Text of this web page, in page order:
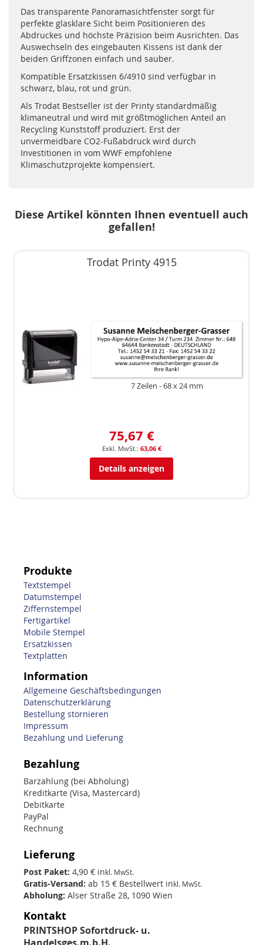
Das transparente Panoramasichtfenster sorgt für
perfekte glasklare Sicht beim Positionieren des
Abdruckes und höchste Präzision beim Ausrichten. Das
Auswechseln des eingebauten Kissens ist dank der
beiden Griffzonen einfach und sauber.
Kompatible Ersatzkissen 6/4910 sind verfügbar in
schwarz, blau, rot und grün.
Als Trodat Bestseller ist der Printy standardmäßig
klimaneutral und wird mit größtmöglichen Anteil an
Recycling Kunststoff produziert. Erst der
unvermeidbare CO2-Fußabdruck wird durch
Investitionen in vom WWF empfohlene
Klimaschutzprojekte kompensiert.
Diese Artikel könnten Ihnen eventuell auch
gefallen!
Trodat Printy 4915
7 Zeilen 68 x 24 mm
75,67 €
63,06 €
Details anzeigen
Produkte
Textstempel
Datumstempel
Ziffernstempel
Fertigartikel
Mobile Stempel
Ersatzkissen
Textplatten
Information
Allgemeine Geschäftsbedingungen
Datenschutzerklärung
Bestellung stornieren
Impressum
Bezahlung und Lieferung
Bezahlung
Barzahlung (bei Abholung)
Kreditkarte (Visa, Mastercard)
Debitkarte
PayPal
Rechnung
Lieferung
Post Paket: 4,90 € inkl. MwSt.
Gratis-Versand: ab 15 € Bestellwert inkl. MwSt.
Abholung: Alser Straße 28, 1090 Wien
Kontakt
PRINTSHOP Sofortdruck- u.